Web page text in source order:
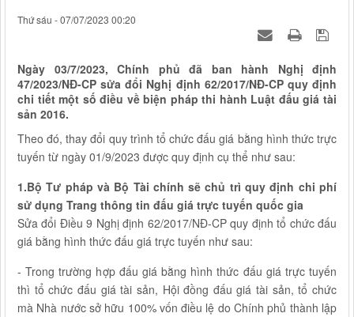
Thứ sáu - 07/07/2023 00:20
Ngày 03/7/2023, Chính phủ đã ban hành Nghị định
47/2023/NĐ-CP sửa đổi Nghị định 62/2017/NĐ-CP quy định
chi tiết một số điều về biện pháp thi hành Luật đấu giá tài
sản 2016.
Theo đó, thay đổi quy trình tổ chức đấu giá bằng hình thức trực
tuyến từ ngày 01/9/2023 được quy định cụ thể như sau:
1.Bộ Tư pháp và Bộ Tài chính sẽ chủ trì quy định chi phí
sử dụng Trang thông tin đấu giá trực tuyến quốc gia
Sửa đổi Điều 9 Nghị định 62/2017/NĐ-CP quy định tổ chức đấu
giá bằng hình thức đấu giá trực tuyến như sau:
- Trong trường hợp đấu giá bằng hình thức đấu giá trực tuyến
thì tổ chức đấu giá tài sản, Hội đồng đấu giá tài sản, tổ chức
mà Nhà nước sở hữu 100% vốn điều lệ do Chính phủ thành lập